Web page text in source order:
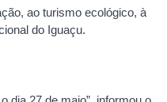
ao turismo ecológico, à
do Iguaçu.